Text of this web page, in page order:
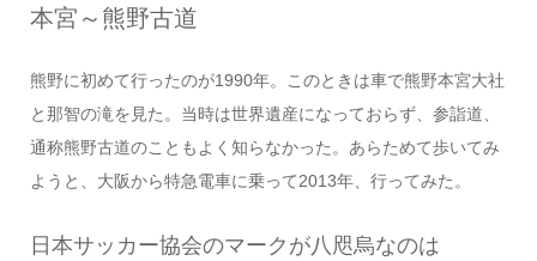
本宮～熊野古道
熊野に初めて行ったのが1990年。このときは車で熊野本宮大社
と那智の滝を見た。当時は世界遺産になっておらず、参詣道、
通称熊野古道のこともよく知らなかった。あらためて歩いてみ
ようと、大阪から特急電車に乗って2013年、行ってみた。
日本サッカー協会のマークが八咫烏なのは